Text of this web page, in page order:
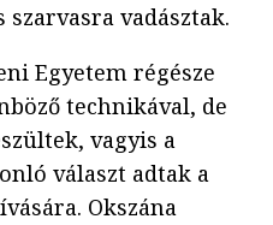
szarvasra vadásztak.
Egyetem régésze
technikával, de
vagyis a
választ adtak a
Okszána